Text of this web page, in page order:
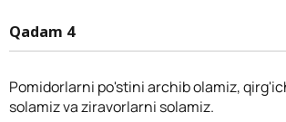
Qadam 4
Pomidorlarni po'stini archib olamiz,
solamiz va ziravorlarni solamiz.